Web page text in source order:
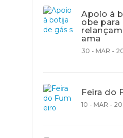
Apoio à
obe para
ama
30 - MAR -
Feira do
10 - MAR -